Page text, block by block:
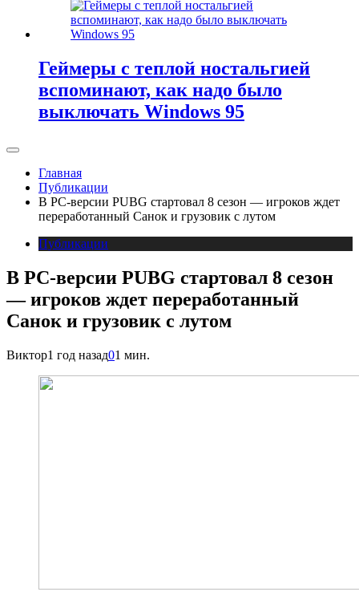
Геймеры с теплой ностальгией
вспоминают, как надо было
выключать Windows 95
Главная
Публикации
В PC-версии PUBG стартовал 8 сезон — игроков ждет
переработанный Санок и грузовик с лутом
Публикации
В PC-версии PUBG стартовал 8 сезон
— игроков ждет переработанный
Санок и грузовик с лутом
Виктор1 год назад01 мин.